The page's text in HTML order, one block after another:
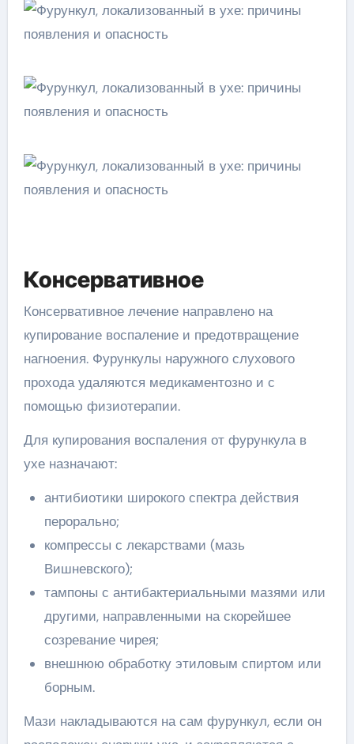
Консервативное
Консервативное лечение направлено на
купирование воспаление и предотвращение
нагноения. Фурункулы наружного слухового
прохода удаляются медикаментозно и с
помощью физиотерапии.
Для купирования воспаления от фурункула в
ухе назначают:
антибиотики широкого спектра действия
перорально;
компрессы с лекарствами (мазь
Вишневского);
тампоны с антибактериальными мазями или
другими, направленными на скорейшее
созревание чирея;
внешнюю обработку этиловым спиртом или
борным.
Мази накладываются на сам фурункул, если он